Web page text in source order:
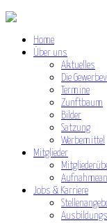
Home
Über uns
Aktuelles
Die
Termine
Zunftbaum
Bilder
Satzung
Werbemittel
Mitglieder
Jobs & Karriere